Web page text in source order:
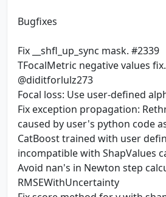
Bugfixes
Fix __shfl_up_sync mask. #2339
TFocalMetric negative values
@diditforlulz273
Focal loss: Use user-defined
Fix exception propagation:
caused by user's python code
CatBoost trained with user
incompatible with ShapValues
Avoid nan's in Newton step
RMSEWithUncertainty